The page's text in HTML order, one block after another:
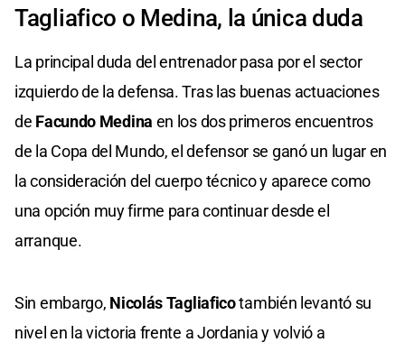
Tagliafico o Medina, la única duda
La principal duda del entrenador pasa por el sector
izquierdo de la defensa. Tras las buenas actuaciones
de Facundo Medina en los dos primeros encuentros
de la Copa del Mundo, el defensor se ganó un lugar en
la consideración del cuerpo técnico y aparece como
una opción muy firme para continuar desde el
arranque.
Sin embargo, Nicolás Tagliaficotambién levantó su
nivel en la victoria frente a Jordania y volvió a